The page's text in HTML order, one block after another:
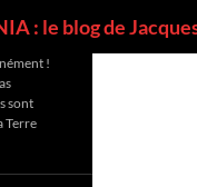
: le blog de
!
sont
Terre